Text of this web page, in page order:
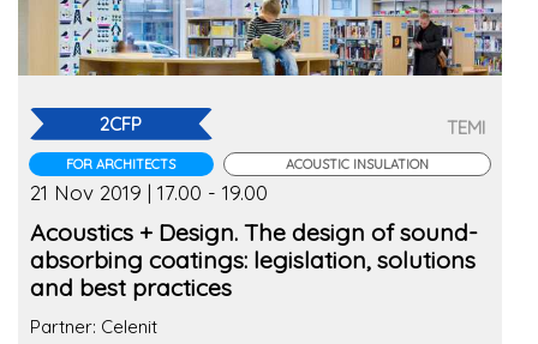
2CFP
FOR ARCHITECTS
TEMI
ACOUSTIC INSULATION
21 Nov 2019 | 17.00 - 19.00
Acoustics + Design. The design of sound-
absorbing coatings: legislation, solutions
and best practices
Partner: Celenit